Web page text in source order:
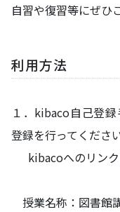
自習や復習等にぜひ
利用方法
１．kibaco自己登
登録を行ってください
kibacoへのリン
授業名称：図書館